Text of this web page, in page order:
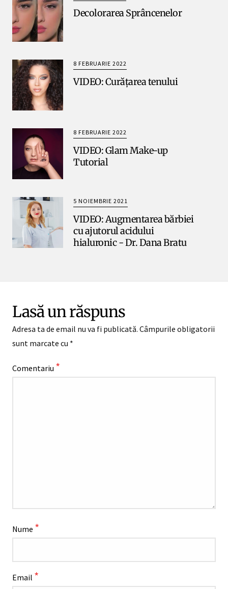
Decolorarea Sprâncenelor
8 FEBRUARIE 2022
VIDEO: Curățarea tenului
8 FEBRUARIE 2022
VIDEO: Glam Make-up
Tutorial
5 NOIEMBRIE 2021
VIDEO: Augmentarea bărbiei
cu ajutorul acidului
hialuronic - Dr. Dana Bratu
Lasă un răspuns
Adresa ta de email nu va fi publicată. Câmpurile obligatorii
sunt marcate cu *
Comentariu *
Nume *
Email *